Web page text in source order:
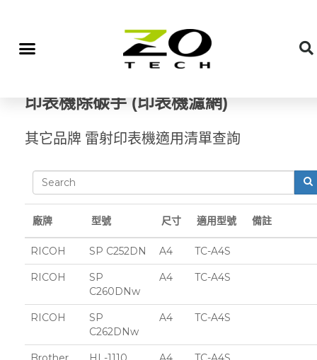
印表機除碳手 (印表機濾網)
其它品牌 雷射印表機適用清單查詢
廠牌 型號 尺寸 適用型號 備註
RICOH SP C252DN A4 TC-A4S
RICOH
SP
C260DNw
A4 TC-A4S
RICOH
SP
C262DNw
A4 TC-A4S